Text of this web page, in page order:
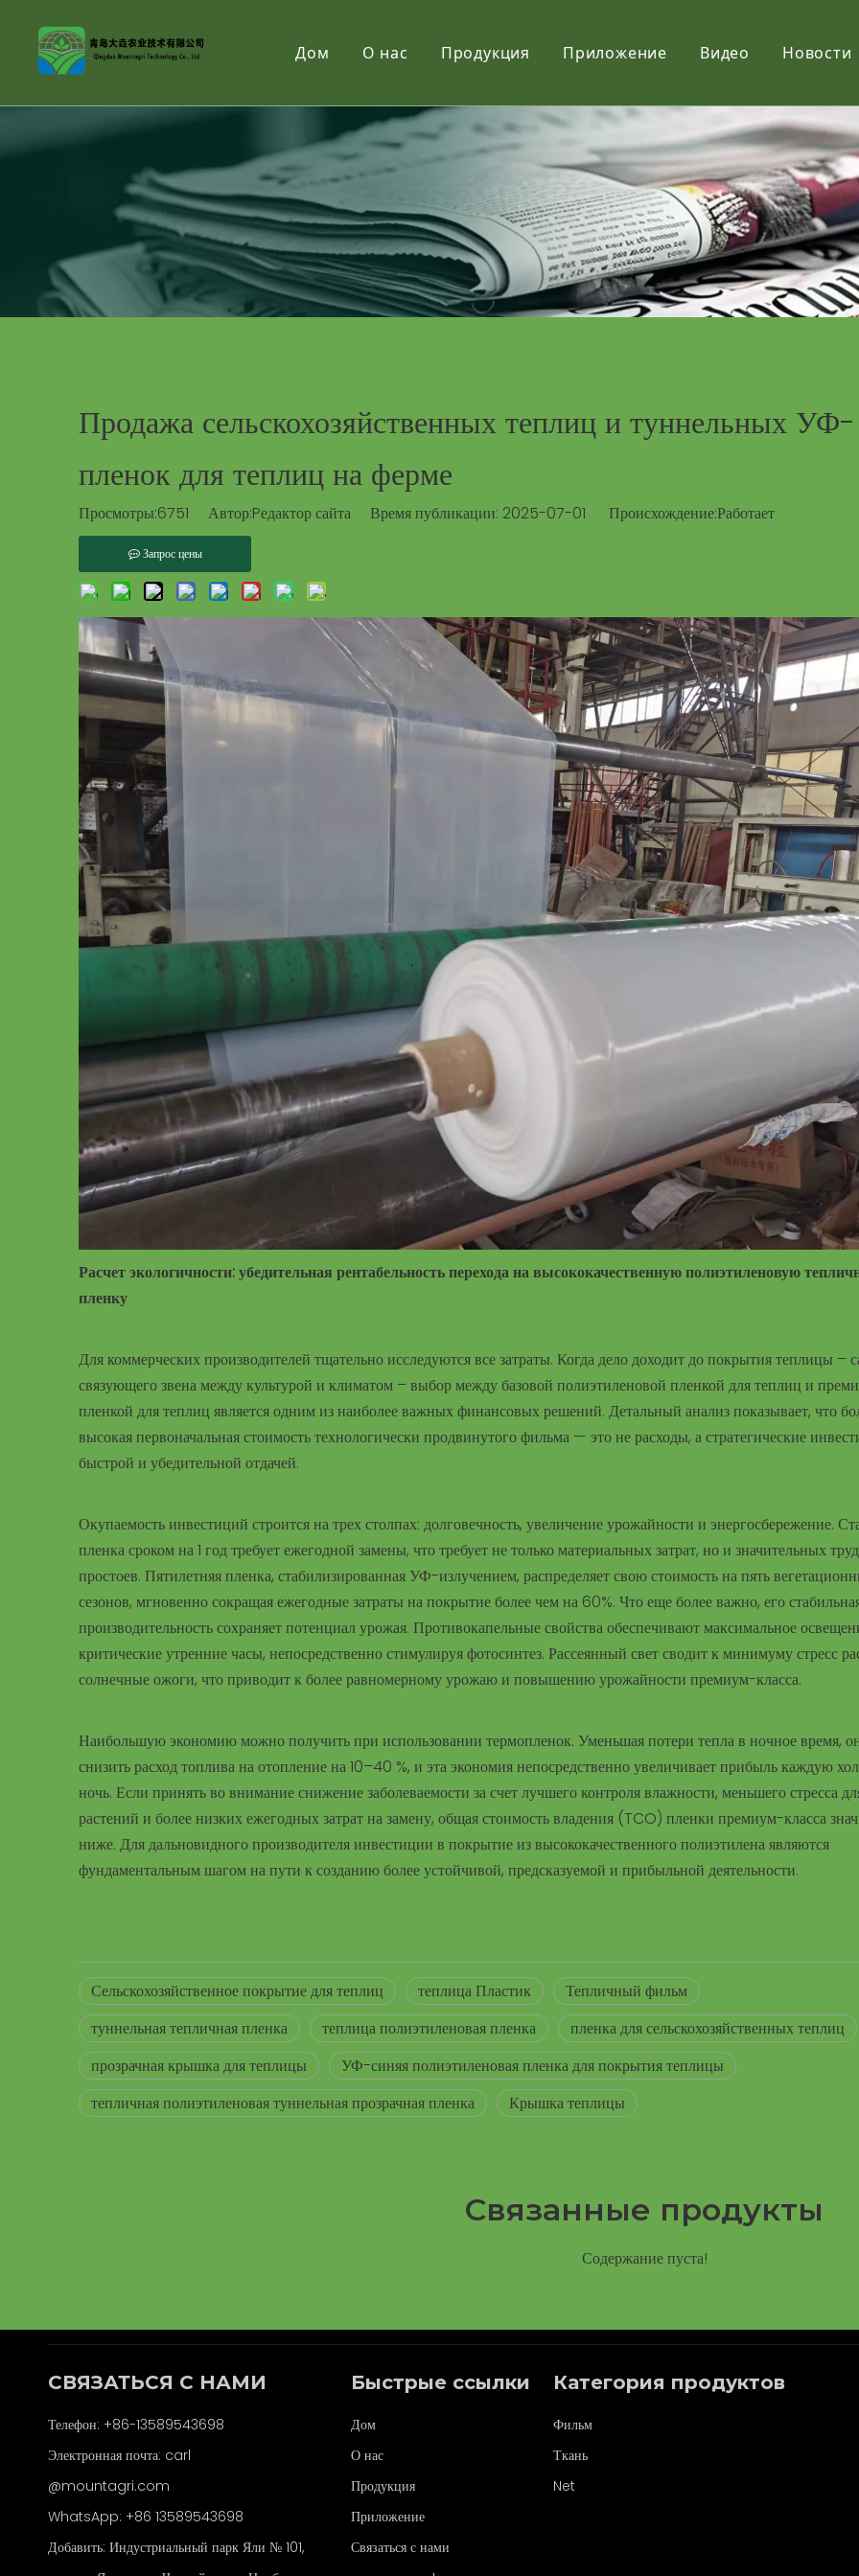
Дом О нас Продукция
Ткань
Приложение Видео Новости
Продажа сельскохозяйственных теплиц и туннельных УФ-
пленок для теплиц на ферме
Просмотры:6751 Автор:Pедактор сайта Время публикации: 2025-07-01 Происхождение:Работает
Запрос цены
Расчет экологичности: убедительная рентабельность перехода на высококачественную полиэтиленовую
пленку
Для коммерческих производителей тщательно исследуются все затраты. Когда дело доходит до покрытия теплицы –
связующего звена между культурой и климатом – выбор между базовой полиэтиленовой пленкой для теплиц и
пленкой для теплиц является одним из наиболее важных финансовых решений. Детальный анализ показывает, что
высокая первоначальная стоимость технологически продвинутого фильма — это не расходы, а стратегические
быстрой и убедительной отдачей.
Окупаемость инвестиций строится на трех столпах: долговечность, увеличение урожайности и энергосбережение.
пленка сроком на 1 год требует ежегодной замены, что требует не только материальных затрат, но и значительных
простоев. Пятилетняя пленка, стабилизированная УФ-излучением, распределяет свою стоимость на пять
сезонов, мгновенно сокращая ежегодные затраты на покрытие более чем на 60%. Что еще более важно, его
производительность сохраняет потенциал урожая. Противокапельные свойства обеспечивают максимальное
критические утренние часы, непосредственно стимулируя фотосинтез. Рассеянный свет сводит к минимуму стресс
солнечные ожоги, что приводит к более равномерному урожаю и повышению урожайности премиум-класса.
Наибольшую экономию можно получить при использовании термопленок. Уменьшая потери тепла в ночное время,
снизить расход топлива на отопление на 10–40 %, и эта экономия непосредственно увеличивает прибыль каждую
ночь. Если принять во внимание снижение заболеваемости за счет лучшего контроля влажности, меньшего стресса
растений и более низких ежегодных затрат на замену, общая стоимость владения (TCO) пленки премиум-класса
ниже. Для дальновидного производителя инвестиции в покрытие из высококачественного полиэтилена являются
фундаментальным шагом на пути к созданию более устойчивой, предсказуемой и прибыльной деятельности.
Сельскохозяйственное покрытие для теплиц теплица Пластик
Тепличный фильм
туннельная тепличная пленка
теплица полиэтиленовая пленка
пленка для сельскохозяйственных теплиц
прозрачная крышка для теплицы
УФ-синяя полиэтиленовая пленка для покрытия теплицы
тепличная полиэтиленовая туннельная прозрачная пленка
Крышка теплицы
Связанные продукты
Содержание пуста!
СВЯЗАТЬСЯ С НАМИ
Телефон: +86-13589543698
Электронная почта: carl
@mountagri.com
WhatsApp: +86 13589543698
Добавить: Индустриальный парк Яли № 101,
Быстрые ссылки
Дом
О нас
Продукция
Приложение
Связаться с нами
Категория продуктов
Фильм
Ткань
Net